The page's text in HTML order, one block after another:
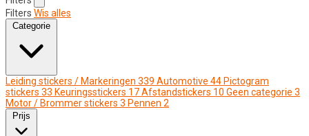
Filters Wis alles
Categorie
Leiding stickers / Markeringen 339 Automotive 44 Pictogram
stickers 33 Keuringsstickers 17Afstandstickers 10 Geen categorie 3
Motor / Brommer stickers 3 Pennen 2
Prijs